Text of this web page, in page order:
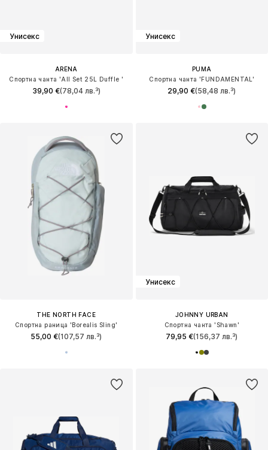
Унисекс
ARENA
Спортна чанта 'All Set 25L Duffle '
39,90 €(78,04 лв.³)
Унисекс
PUMA
Спортна чанта 'FUNDAMENTAL'
29,90 €(58,48 лв.³)
THE NORTH FACE
Спортна раница 'Borealis Sling'
55,00 €(107,57 лв.³)
Унисекс
JOHNNY URBAN
Спортна чанта 'Shawn'
79,95 €(156,37 лв.³)